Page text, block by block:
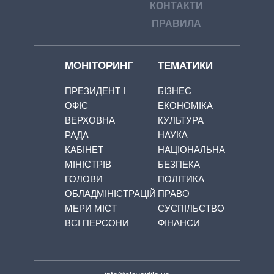
КОНТАКТИ
ПРАВИЛА
МОНІТОРИНГ
ПРЕЗИДЕНТ І
ОФІС
ВЕРХОВНА
РАДА
КАБІНЕТ
МІНІСТРІВ
ГОЛОВИ
ОБЛАДМІНІСТРАЦІЙ
МЕРИ МІСТ
ВСІ ПЕРСОНИ
ТЕМАТИКИ
БІЗНЕС
ЕКОНОМІКА
КУЛЬТУРА
НАУКА
НАЦІОНАЛЬНА
БЕЗПЕКА
ПОЛІТИКА
ПРАВО
СУСПІЛЬСТВО
ФІНАНСИ